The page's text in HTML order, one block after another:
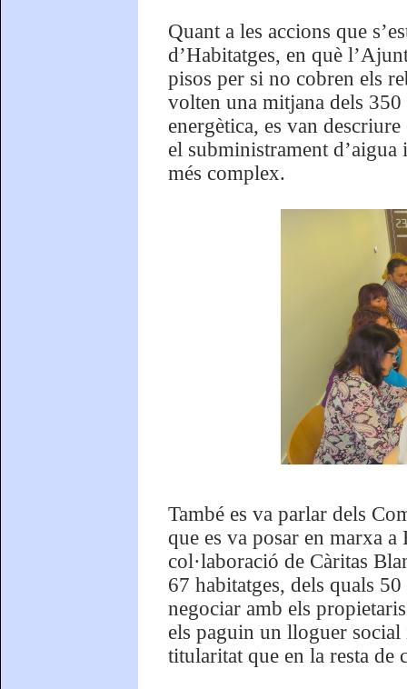
Quant a les accions que
d’Habitatges, en què
pisos per si no cobren els
volten una mitjana dels 350
energètica, es van
el subministrament
més complex.
També es va parlar dels
que es va posar en marxa
col·laboració de Càritas
67 habitatges, dels quals
negociar amb els
els paguin un lloguer
titularitat que en la resta de